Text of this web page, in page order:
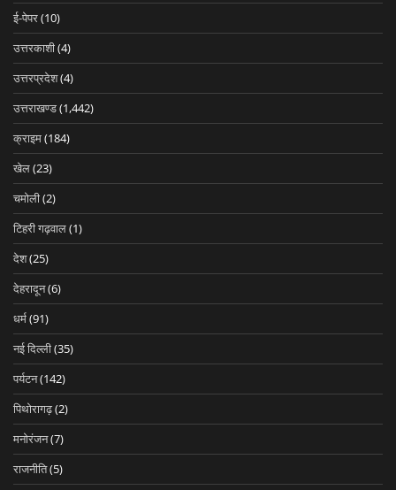
ई-पेपर(10)
उत्तरकाशी(4)
उत्तरप्रदेश(4)
उत्तराखण्ड(1,442)
क्राइम(184)
खेल(23)
चमोली(2)
टिहरी गढ़वाल(1)
देश(25)
देहरादून(6)
धर्म(91)
नई दिल्ली(35)
पर्यटन(142)
पिथोरागढ़(2)
मनोरंजन(7)
राजनीति(5)